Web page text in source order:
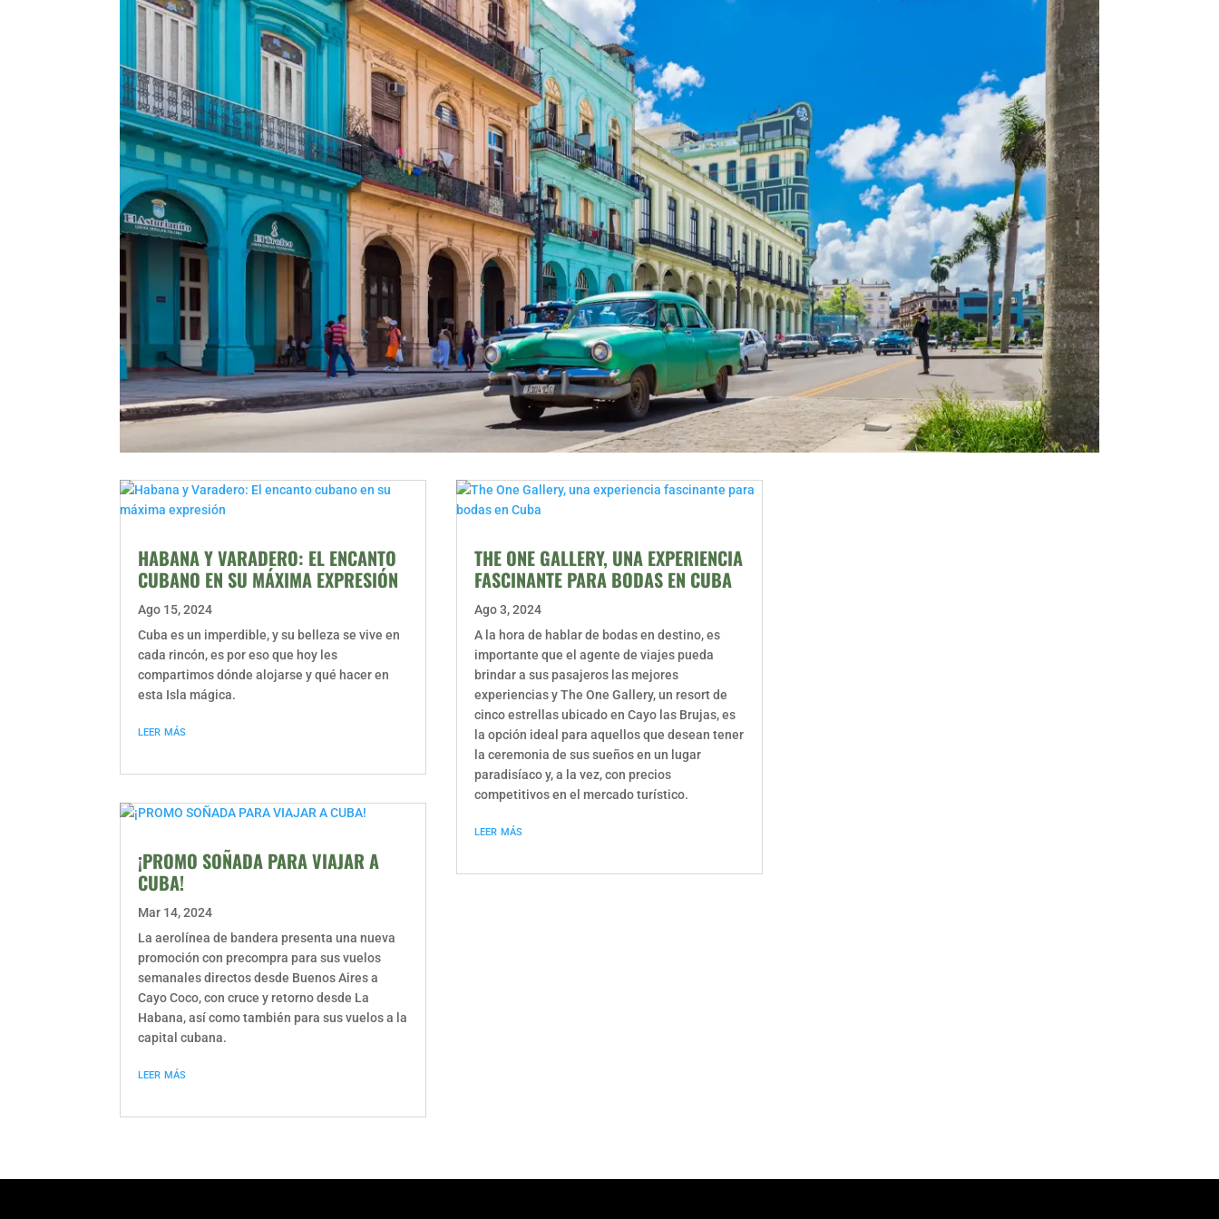
HABANA Y VARADERO: EL ENCANTO
CUBANO EN SU MÁXIMA EXPRESIÓN
Ago 15, 2024
Cuba es un imperdible, y su belleza se vive en
cada rincón, es por eso que hoy les
compartimos dónde alojarse y qué hacer en
esta Isla mágica.
leer más
¡PROMO SOÑADA PARA VIAJAR A
CUBA!
Mar 14, 2024
La aerolínea de bandera presenta una nueva
promoción con precompra para sus vuelos
semanales directos desde Buenos Aires a
Cayo Coco, con cruce y retorno desde La
Habana, así como también para sus vuelos a la
capital cubana.
leer más
THE ONE GALLERY, UNA EXPERIENCIA
FASCINANTE PARA BODAS EN CUBA
Ago 3, 2024
A la hora de hablar de bodas en destino, es
importante que el agente de viajes pueda
brindar a sus pasajeros las mejores
experiencias y The One Gallery, un resort de
cinco estrellas ubicado en Cayo las Brujas, es
la opción ideal para aquellos que desean tener
la ceremonia de sus sueños en un lugar
paradisíaco y, a la vez, con precios
competitivos en el mercado turístico.
leer más